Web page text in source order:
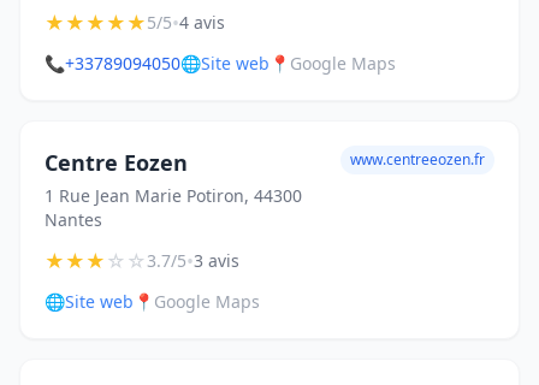
★★★★★5/5•4 avis
📞+33789094050🌐Site web 📍 Google Maps
Centre Eozen
1 Rue Jean Marie Potiron, 44300
Nantes
www.centreeozen.fr
★★★☆☆3.7/5•3 avis
🌐Site web 📍 Google Maps